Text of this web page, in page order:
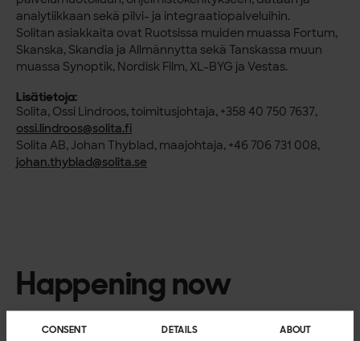
CONSENT DETAILS ABOUT
analytiikkaan sekä pilvi- ja integraatiopalveluihin.
Solitan asiakkaita ovat Ruotsissa muiden muassa Fortum,
Skanska, Skandia ja Allmännytta sekä Tanskassa muun
muassa Synoptik, Nordisk Film, XL-BYG ja Vestas.
Lisätietoja:
Solita, Ossi Lindroos, toimitusjohtaja, +358 40 750 7637,
ossi.lindroos@solita.fi
Solita AB, Johan Thyblad, maajohtaja, +46 706 731 008,
johan.thyblad@solita.se
Happening now